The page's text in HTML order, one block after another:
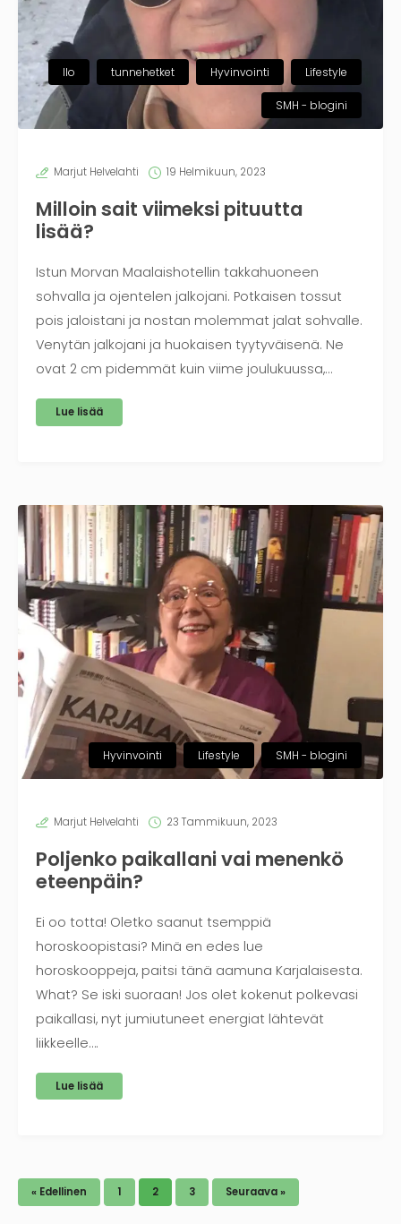
Ilo tunnehetket Hyvinvointi Lifestyle
SMH - blogini
Marjut Helvelahti 19 Helmikuun, 2023
Milloin sait viimeksi pituutta
lisää?
Istun Morvan Maalaishotellin takkahuoneen
sohvalla ja ojentelen jalkojani. Potkaisen tossut
pois jaloistani ja nostan molemmat jalat sohvalle.
Venytän jalkojani ja huokaisen tyytyväisenä. Ne
ovat 2 cm pidemmät kuin viime joulukuussa,…
Lue lisää
Hyvinvointi Lifestyle SMH - blogini
Marjut Helvelahti 23 Tammikuun, 2023
Poljenko paikallani vai menenkö
eteenpäin?
Ei oo totta! Oletko saanut tsemppiä
horoskoopistasi? Minä en edes lue
horoskooppeja, paitsi tänä aamuna Karjalaisesta.
What? Se iski suoraan! Jos olet kokenut polkevasi
paikallasi, nyt jumiutuneet energiat lähtevät
liikkeelle….
Lue lisää
« Edellinen 1 2 3 Seuraava »